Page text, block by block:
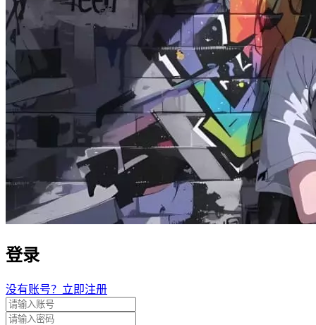
登录
没有账号？立即注册